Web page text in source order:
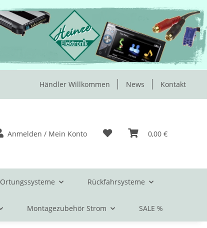
Händler Willkommen News Kontakt
Anmelden / Mein Konto 0,00 €
Ortungssysteme Rückfahrsysteme
Montagezubehör Strom SALE %